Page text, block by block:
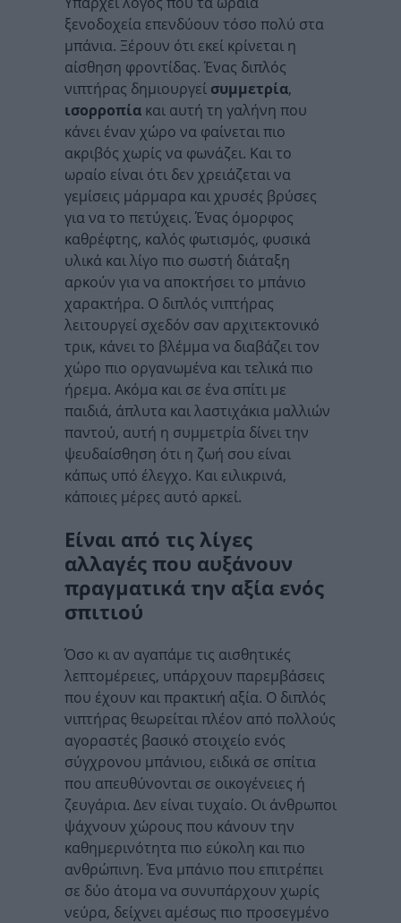
ξενοδοχεία επενδύουν τόσο πολύ στα
μπάνια. Ξέρουν ότι εκεί κρίνεται η
αίσθηση φροντίδας. Ένας διπλός
νιπτήρας δημιουργεί συμμετρία,
ισορροπία και αυτή τη γαλήνη που
κάνει έναν χώρο να φαίνεται πιο
ακριβός χωρίς να φωνάζει. Και το
ωραίο είναι ότι δεν χρειάζεται να
γεμίσεις μάρμαρα και χρυσές βρύσες
για να το πετύχεις. Ένας όμορφος
καθρέφτης, καλός φωτισμός, φυσικά
υλικά και λίγο πιο σωστή διάταξη
αρκούν για να αποκτήσει το μπάνιο
χαρακτήρα. Ο διπλός νιπτήρας
λειτουργεί σχεδόν σαν αρχιτεκτονικό
τρικ, κάνει το βλέμμα να διαβάζει τον
χώρο πιο οργανωμένα και τελικά πιο
ήρεμα. Ακόμα και σε ένα σπίτι με
παιδιά, άπλυτα και λαστιχάκια μαλλιών
παντού, αυτή η συμμετρία δίνει την
ψευδαίσθηση ότι η ζωή σου είναι
κάπως υπό έλεγχο. Και ειλικρινά,
κάποιες μέρες αυτό αρκεί.
Είναι από τις λίγες
αλλαγές που αυξάνουν
πραγματικά την αξία ενός
σπιτιού
Όσο κι αν αγαπάμε τις αισθητικές
λεπτομέρειες, υπάρχουν παρεμβάσεις
που έχουν και πρακτική αξία. Ο διπλός
νιπτήρας θεωρείται πλέον από πολλούς
αγοραστές βασικό στοιχείο ενός
σύγχρονου μπάνιου, ειδικά σε σπίτια
που απευθύνονται σε οικογένειες ή
ζευγάρια. Δεν είναι τυχαίο. Οι άνθρωποι
ψάχνουν χώρους που κάνουν την
καθημερινότητα πιο εύκολη και πιο
ανθρώπινη. Ένα μπάνιο που επιτρέπει
σε δύο άτομα να συνυπάρχουν χωρίς
νεύρα, δείχνει αμέσως πιο προσεγμένο